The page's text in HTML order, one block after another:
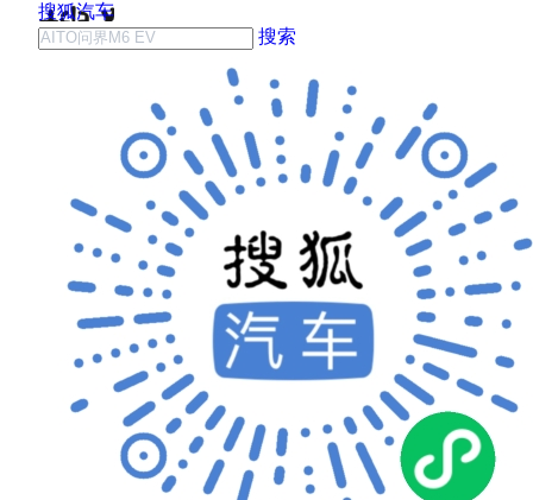
搜狐汽车
搜索